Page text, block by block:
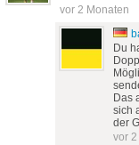
vor 2 Monaten
Du
Das
sich
der
vor